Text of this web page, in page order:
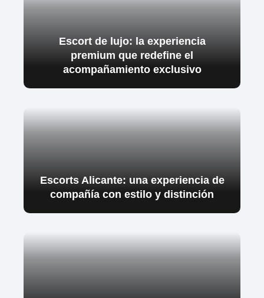
Escort de lujo: la experiencia
premium que redefine el
acompañamiento exclusivo
Escorts Alicante: una experiencia de
compañía con estilo y distinción